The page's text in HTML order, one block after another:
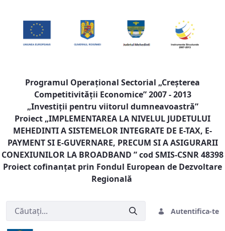
Programul Operaţional Sectorial „Creşterea
Competitivităţii Economice” 2007 - 2013
„Investiţii pentru viitorul dumneavoastră”
Proiect „IMPLEMENTAREA LA NIVELUL JUDETULUI
MEHEDINTI A SISTEMELOR INTEGRATE DE E-TAX, E-
PAYMENT SI E-GUVERNARE, PRECUM SI A ASIGURARII
CONEXIUNILOR LA BROADBAND ” cod SMIS-CSNR 48398
Proiect cofinanţat prin Fondul European de Dezvoltare
Regională
Autentifica-te